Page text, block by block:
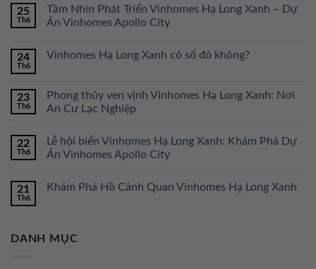
25
Th6
Tầm Nhìn Phát Triển Vinhomes Hạ Long Xanh – Dự
Án Vinhomes Apollo City
24
Th6
Vinhomes Hạ Long Xanh có sổ đỏ không?
23
Th6
Phong thủy ven vịnh Vinhomes Hạ Long Xanh: Nơi
An Cư Lạc Nghiệp
22
Th6
Lễ hội biển Vinhomes Hạ Long Xanh: Khám Phá Dự
Án Vinhomes Apollo City
21
Th6
Khám Phá Hồ Cảnh Quan Vinhomes Hạ Long Xanh
DANH MỤC